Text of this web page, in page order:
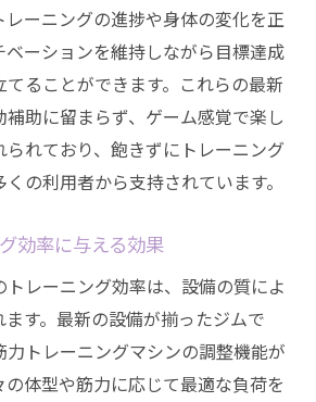
ーニングの進捗や身体の変化を正
ーションを維持しながら目標達成
ることができます。これらの最新
助に留まらず、ゲーム感覚で楽し
れており、飽きずにトレーニング
の利用者から支持されています。
効率に与える効果
レーニング効率は、設備の質によ
す。最新の設備が揃ったジムで
トレーニングマシンの調整機能が
体型や筋力に応じて最適な負荷を